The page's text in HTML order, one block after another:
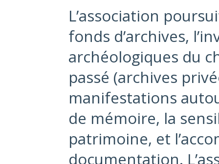
L’association
fonds d’archives,
archéologiques du
passé (archives
manifestations
de mémoire, la
patrimoine, et
documentation.